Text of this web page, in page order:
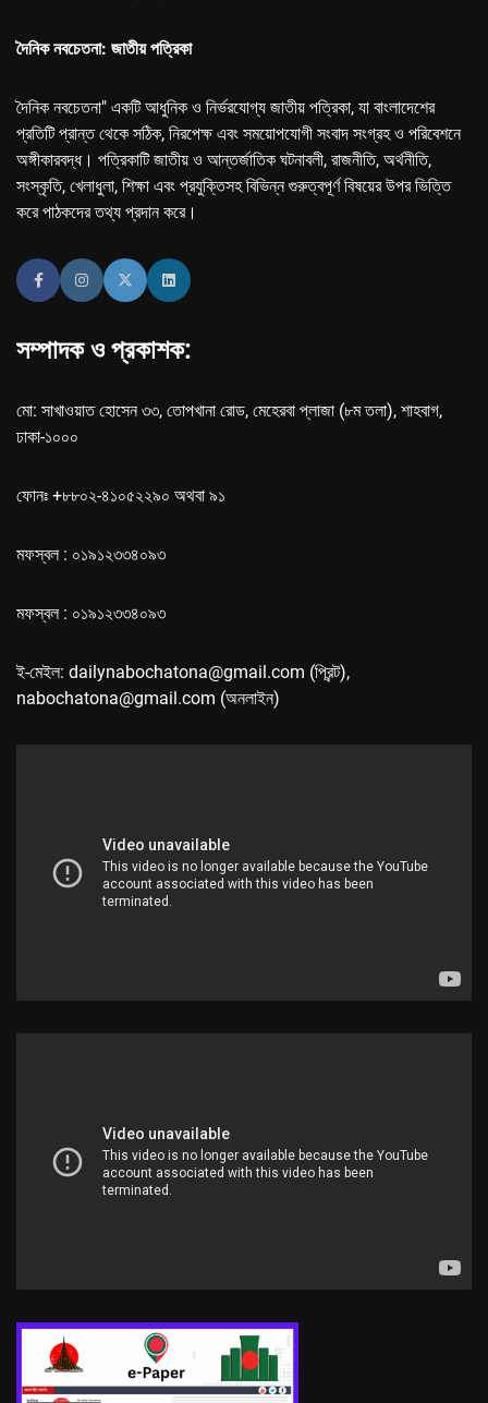
দৈনিক নবচেতনা: জাতীয় পত্রিকা
দৈনিক নবচেতনা" একটি আধুনিক ও নির্ভরযোগ্য জাতীয় পত্রিকা, যা বাংলাদেশের
প্রতিটি প্রান্ত থেকে সঠিক, নিরপেক্ষ এবং সময়োপযোগী সংবাদ সংগ্রহ ও পরিবেশনে
অঙ্গীকারবদ্ধ। পত্রিকাটি জাতীয় ও আন্তর্জাতিক ঘটনাবলী, রাজনীতি, অর্থনীতি,
সংস্কৃতি, খেলাধুলা, শিক্ষা এবং প্রযুক্তিসহ বিভিন্ন গুরুত্বপূর্ণ বিষয়ের উপর ভিত্তি
করে পাঠকদের তথ্য প্রদান করে।
সম্পাদক ও প্রকাশক:
মো: সাখাওয়াত হোসেন ৩৩, তোপখানা রোড, মেহেরবা প্লাজা (৮ম তলা), শাহবাগ,
ঢাকা-১০০০
ফোনঃ +৮৮০২-৪১০৫২২৯০ অথবা ৯১
মফস্বল : ০১৯১২৩৩৪০৯৩
মফস্বল : ০১৯১২৩৩৪০৯৩
ই-মেইল: dailynabochatona@gmail.com (প্রিন্ট),
nabochatona@gmail.com (অনলাইন)